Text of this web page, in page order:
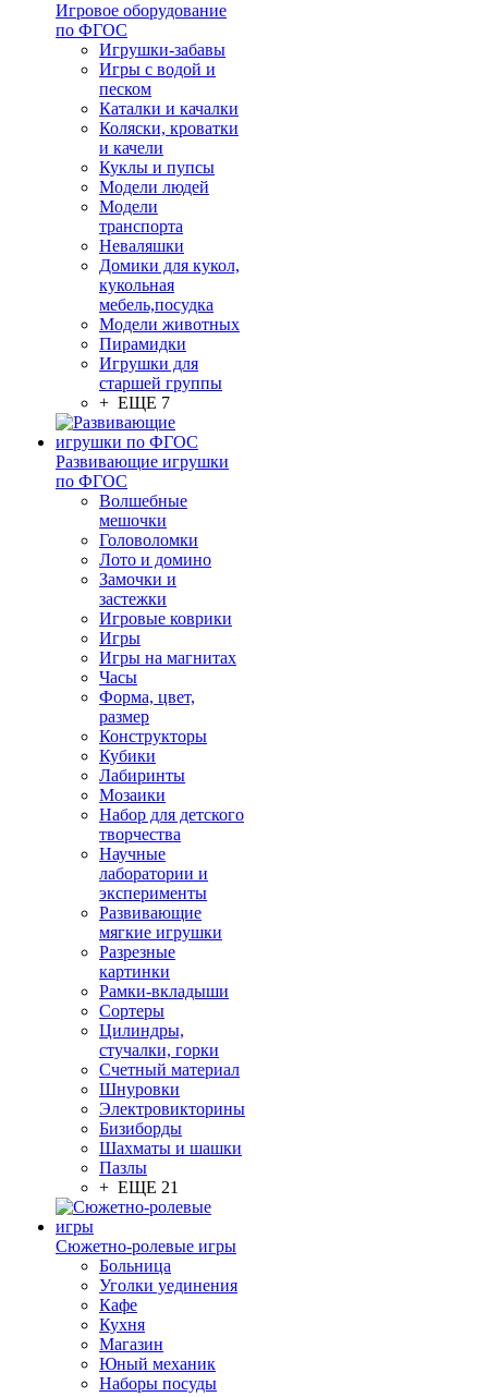
Игровое оборудование
по ФГОС
Игрушки-забавы
Игры с водой и
песком
Каталки и качалки
Коляски, кроватки
и качели
Куклы и пупсы
Модели людей
Модели
транспорта
Неваляшки
Домики для кукол,
кукольная
мебель,посудка
Модели животных
Пирамидки
Игрушки для
старшей группы
+ ЕЩЕ 7
Развивающие игрушки
по ФГОС
Волшебные
мешочки
Головоломки
Лото и домино
Замочки и
застежки
Игровые коврики
Игры
Игры на магнитах
Часы
Форма, цвет,
размер
Конструкторы
Кубики
Лабиринты
Мозаики
Набор для детского
творчества
Научные
лаборатории и
эксперименты
Развивающие
мягкие игрушки
Разрезные
картинки
Рамки-вкладыши
Сортеры
Цилиндры,
стучалки, горки
Счетный материал
Шнуровки
Электровикторины
Бизиборды
Шахматы и шашки
Пазлы
+ ЕЩЕ 21
Сюжетно-ролевые игры
Больница
Уголки уединения
Кафе
Кухня
Магазин
Юный механик
Наборы посуды